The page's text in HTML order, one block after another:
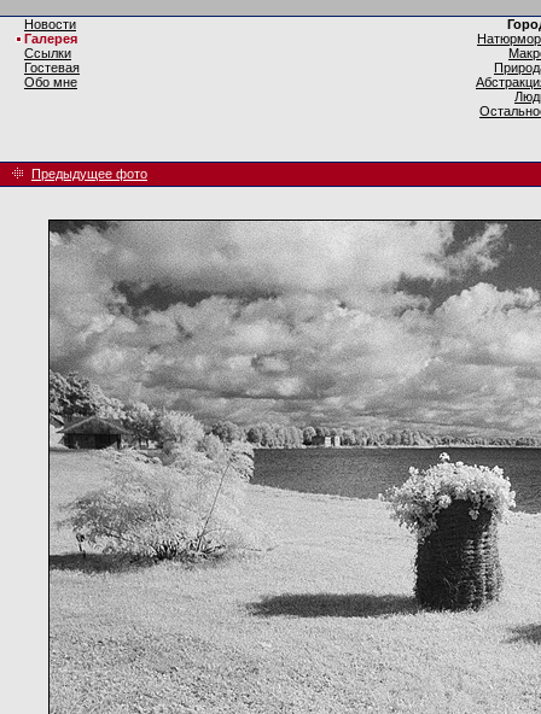
Новости
Галерея
Ссылки
Гостевая
Обо мне
Предыдущее фото